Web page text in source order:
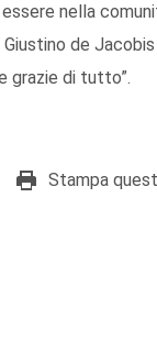
nella
de
grazie di tutto”.
Stampa